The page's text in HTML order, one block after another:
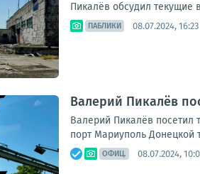
Пикалёв обсудил текущие
ПАБЛИКИ 08.07.2024, 16:23
Валерий Пикалёв
Валерий Пикалёв посетил
порт Мариуполь Донецкой
ОФИЦ. 08.07.2024,